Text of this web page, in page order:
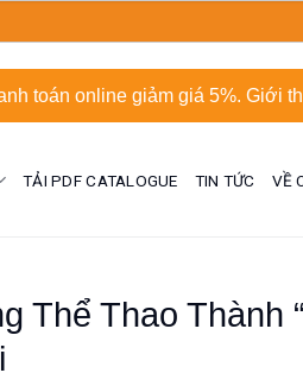
toán online giảm giá 5%. Giới
TẢI PDF CATALOGUE TIN TỨC VỀ
Thể Thao Thành